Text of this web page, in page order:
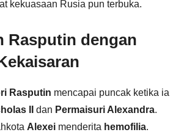
kekuasaan Rusia pun terbuka.
Rasputin dengan
Rasputin mencapai puncak ketika ia
II dan Permaisuri Alexandra.
Alexei menderita hemofilia.